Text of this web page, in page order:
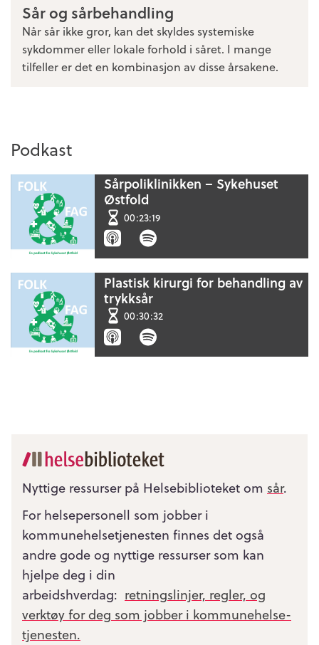
Sår og sårbehandling
Når sår ikke gror, kan det skyldes systemiske
sykdommer eller lokale forhold i såret. I mange
tilfeller er det en kombinasjon av disse årsakene.
Podkast
Sårpoliklinikken – Sykehuset
Østfold
00:23:19
Plastisk kirurgi for behandling av
trykksår
00:30:32
Nyttige ressurser på Helsebiblioteket om sår.
For helsepersonell som jobber i
kommunehelsetjenesten finnes det også
andre gode og nyttige ressurser som kan
hjelpe deg i din
arbeidshverdag: retningslinjer, regler, og
verktøy for deg som jobber i kommunehelse­
tjenesten.